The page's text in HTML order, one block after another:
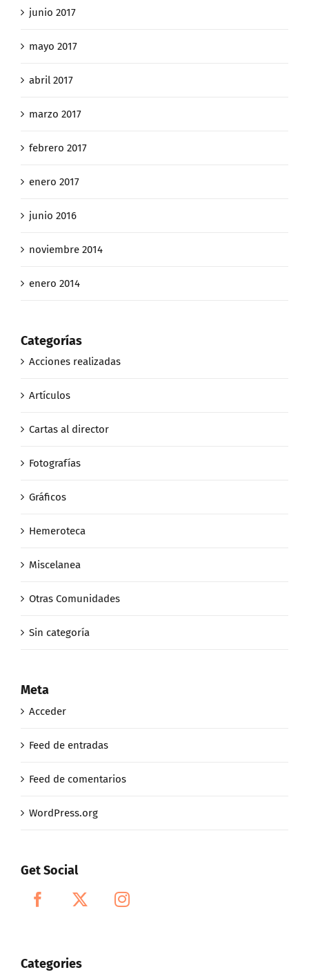
junio 2017
mayo 2017
abril 2017
marzo 2017
febrero 2017
enero 2017
junio 2016
noviembre 2014
enero 2014
Categorías
Acciones realizadas
Artículos
Cartas al director
Fotografías
Gráficos
Hemeroteca
Miscelanea
Otras Comunidades
Sin categoría
Meta
Acceder
Feed de entradas
Feed de comentarios
WordPress.org
Get Social
Categories